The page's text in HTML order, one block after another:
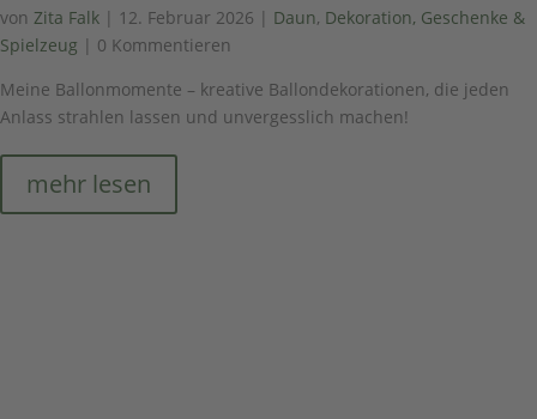
von Zita Falk | 12. Februar 2026 | Daun, Dekoration, Geschenke &
Spielzeug | 0 Kommentieren
Meine Ballonmomente – kreative Ballondekorationen, die jeden
Anlass strahlen lassen und unvergesslich machen!
mehr lesen